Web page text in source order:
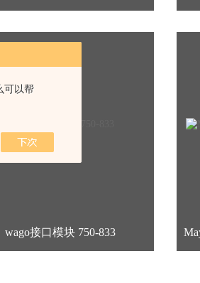
可以帮
wago接口模块 750-833